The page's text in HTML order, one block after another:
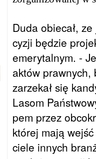
Duda obie­cał,
cy­zji bę­dzie
eme­ry­tal­nym. -
aktów
za­rze­kał się
Lasom
pem przez
któ­rej mają
cie­le in­nych